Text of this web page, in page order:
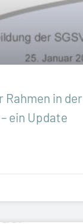
Rahmen in der
ein Update